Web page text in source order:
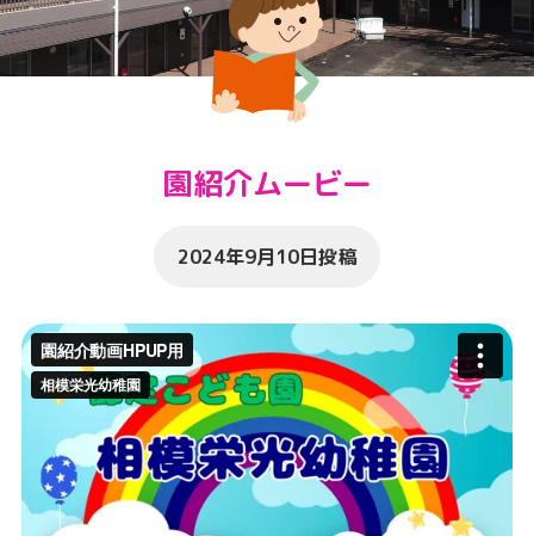
園紹介ムービー
2024年9月10日投稿